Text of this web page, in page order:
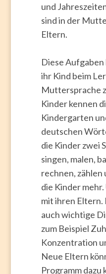
und
sind in der
Eltern.
Diese
ihr Kind beim
Muttersprache
Kinder kennen
Kindergarten
deutschen
die Kinder zwei
singen, malen,
rechnen, zählen
die Kinder mehr.
mit ihren Eltern.
auch wichtige
zum Beispiel
Konzentration
Neue Eltern
Programm dazu